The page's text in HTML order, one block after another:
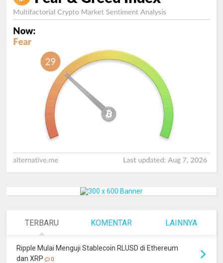
TERBARU KOMENTAR LAINNYA
Ripple Mulai Menguji Stablecoin RLUSD di Ethereum
dan XRP
0